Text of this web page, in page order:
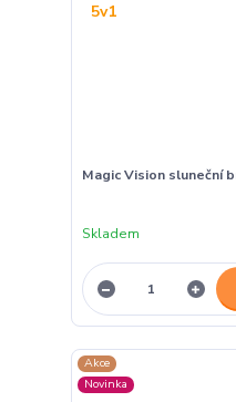
Magic Vision sluneční
Skladem
Akce
Novinka